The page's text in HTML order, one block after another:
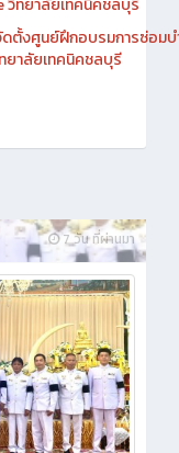
จัดตั้งศูนย์ฝึกอบรมการซ่
วิทยาลัยเทคนิคชลบุรี
ตั้งศูนย์ฝึกอบรมการซ่อมบ
7 วัน ที่ผ่านมา